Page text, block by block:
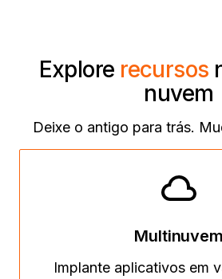
Explore recursos
nuvem
Deixe o antigo para trás.
Multinuvem
Implante aplicativos em